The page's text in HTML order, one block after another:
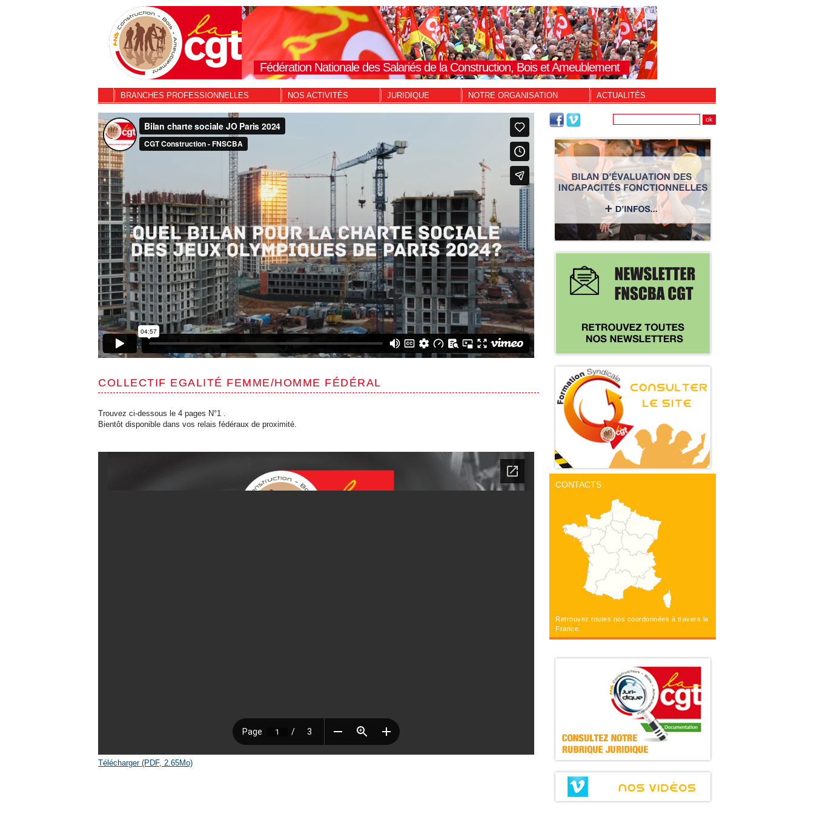
Fédération Nationale des Salariés de la Construction, Bois et Ameublement
BRANCHES PROFESSIONNELLES NOS ACTIVITÉS JURIDIQUE NOTRE ORGANISATION ACTUALITÉS
CONTACTS
Retrouvez toutes nos coordonnées à travers la
France.
COLLECTIF EGALITÉ FEMME/HOMME FÉDÉRAL
Trouvez ci-dessous le 4 pages N°1 .
Bientôt disponible dans vos relais fédéraux de proximité.
Télécharger (PDF, 2.65Mo)